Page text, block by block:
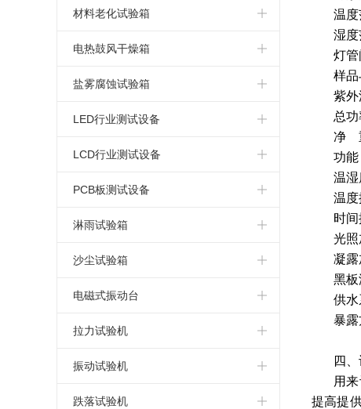
低湿型恒温恒湿箱
恒温恒湿箱价格
恒温恒湿箱厂家
大型恒温恒湿房
步入式老化房
紫外线耐候试验箱
UV光老化试验箱
小型恒温恒湿箱
简单恒温恒湿箱
实惠型恒温恒湿箱
简易式恒温恒湿箱
材料老化试验箱
UV紫外线老化测试仪
湿热老化试验箱
高温老化试验箱
氙弧灯老化试验箱
蒸汽老化试验箱
换气老化试验箱
高温老化箱
电热鼓风干燥箱
高温烤箱
电热鼓风干燥箱
指针式电热鼓风干燥箱
真空干燥箱
电热恒温干燥箱
高温马弗炉
盐雾腐蚀试验箱
标准型盐水喷雾试验箱
连续式盐雾腐蚀试验箱
可程式盐水喷雾试验机
LED行业测试设备
LED高低温试验箱
LED高低温湿热试验箱
LED高低温湿热老化试验箱
LED恒温恒湿试验箱
LED高低温冷热冲击试验箱
LED高低温冲击试验箱
LED高温老化箱
LED紫外光老化试验箱
LCD行业测试设备
LCD高低温试验箱
LCD高低温湿热试验箱
LCD湿热老化试验箱
LCD恒温恒湿试验箱
LCD冷热冲击试验箱
LCD高低温冲击试验箱
LCD高温老化箱
PCB板测试设备
PCB高低温测试箱
PCB电路板湿热老化试验箱
PCB板恒温恒湿试验箱
PCB板冷热冲击试验箱
电路板高低温冲击试验箱
PCB电路板高温老化箱
淋雨试验箱
淋雨试验箱
沙尘试验箱
沙尘试验箱
电磁式振动台
电磁振动台
电磁吸合式振动台
垂直水平振动试验机
拉力试验机
桌上型拉力试验机
微电脑拉力试验机
振动试验机
模拟运输振动试验台
跌落试验机
温度
湿
灯管
样品
紫外
总功
净
功
温湿
温度
时
光照
凝
黑
供水
暴露
四
用
提高提